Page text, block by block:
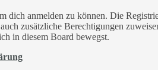
dich anmelden zu können. Die
zusätzliche Berechtigungen
in diesem Board bewegst.